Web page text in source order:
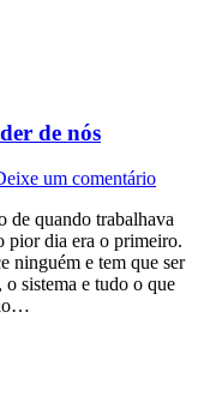
de nós
um comentário
de quando trabalhava
pior dia era o primeiro.
ninguém e tem que ser
o sistema e tudo o que